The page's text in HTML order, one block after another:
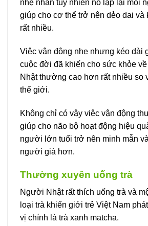
nhẹ nhàn tuy nhiên nó lặp lại mỗi
giúp cho cơ thể trở nên dẻo dai và
rất nhiều.
Việc vận động nhẹ nhưng kéo dài
cuộc đời đã khiến cho sức khỏe
Nhật thường cao hơn rất nhiều so
thế giới.
Không chỉ có vậy việc vận động
giúp cho não bộ hoạt động hiệu
người lớn tuổi trở nên minh mẫn
người già hơn.
Thường xuyên uống trà
Người Nhật rất thích uống trà và
loại trà khiến giới trẻ Việt Nam
vị chính là trà xanh matcha.